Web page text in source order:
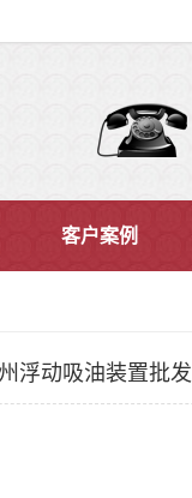
客户案例
浮动吸油装置批发